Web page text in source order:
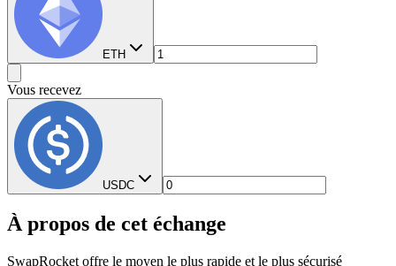
ETH
Vous recevez
USDC
À propos de cet échange
SwapRocket offre le moyen le plus rapide et le plus sécurisé